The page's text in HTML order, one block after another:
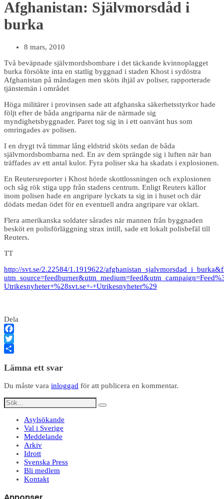
Afghanistan: Självmorsdåd i
burka
8 mars, 2010
Två beväpnade självmordsbombare i det täckande kvinnoplagget
burka försökte inta en statlig byggnad i staden Khost i sydöstra
Afghanistan på måndagen men sköts ihjäl av poliser, rapporterade
tjänstemän i området
Höga militärer i provinsen sade att afghanska säkerhetsstyrkor hade
följt efter de båda angriparna när de närmade sig
myndighetsbyggnader. Paret tog sig in i ett oanvänt hus som
omringades av polisen.
I en drygt två timmar lång eldstrid sköts sedan de båda
självmordsbombarna ned. En av dem sprängde sig i luften när han
träffades av ett antal kulor. Fyra poliser ska ha skadats i explosionen.
En Reutersreporter i Khost hörde skottlossningen och explosionen
och såg rök stiga upp från stadens centrum. Enligt Reuters källor
inom polisen hade en angripare lyckats ta sig in i huset och där
dödats medan ödet för en eventuell andra angripare var oklart.
Flera amerikanska soldater sårades när mannen från byggnaden
besköt en polisförläggning strax intill, sade ett lokalt polisbefäl till
Reuters.
TT
http://svt.se/2.22584/1.1919622/
Utrikesnyheter+%28svt.se+-+Utrikesnyheter%29
Dela
Facebook
Twitter
Lämna ett svar
Du måste vara inloggad för att publicera en kommentar.
Asylsökande
Val i Sverige
Meddelande
Arkiv
Idrott
Svenska Press
Bli medlem
Kontakt